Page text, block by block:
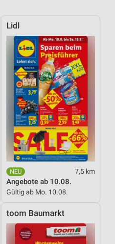
Lidl
7,5 km
Angebote ab 10.08.
Gültig ab Mo. 10.08.
toom Baumarkt